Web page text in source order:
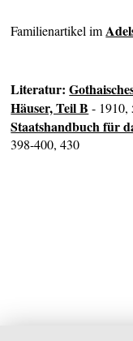
Familienartikel im
Literatur:
Häuser, Teil B - 1910,
Staatshandbuch für
398-400, 430